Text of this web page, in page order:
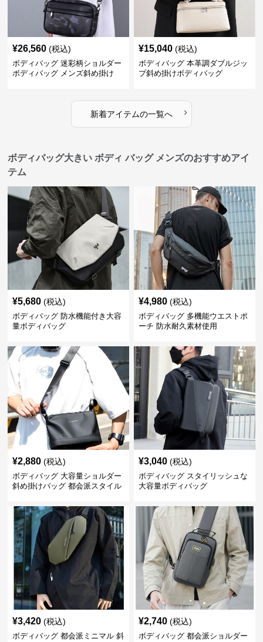
¥26,560 (税込)
ボディバッグ 迷彩柄ショルダー
ボディバッグ メンズ斜め掛け
¥15,040 (税込)
ボディバッグ 本革調ダブルジッ
プ斜め掛けボディバッグ
新着アイテムの一覧へ ›
ボディバッグ大きい ボディ バッグ メンズのおすすめアイ
テム
¥5,680 (税込)
ボディバッグ 防水機能付き大容
量ボディバッグ
¥4,980 (税込)
ボディバッグ 多機能ウエストポ
ーチ 防水耐久素材使用
¥2,880 (税込)
ボディバッグ 大容量ショルダー
斜め掛けバッグ 都会派スタイル
¥3,040 (税込)
ボディバッグ スタイリッシュな
大容量ボディバッグ
¥3,420 (税込)
ボディバッグ 都会派ミニマル 斜
¥2,740 (税込)
ボディバッグ 都会派ショルダー